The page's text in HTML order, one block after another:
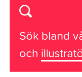
Sök bland
och